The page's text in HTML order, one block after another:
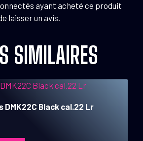
ayant acheté ce produit
laisser un avis.
SIMILAIRES
DMK22C Black cal.22 Lr